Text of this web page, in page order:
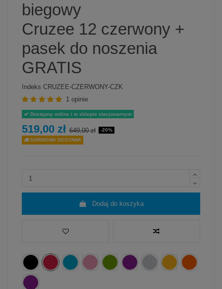
biegowy
Cruzee 12 czerwony +
pasek do noszenia
GRATIS
Indeks CRUZEE-CZERWONY-CZK
1 opinie
Dostępny online i w sklepie stacjonarnym
519,00 zł 649,00 zł
-20%
DARMOWA DOSTAWA
Dodaj do koszyka